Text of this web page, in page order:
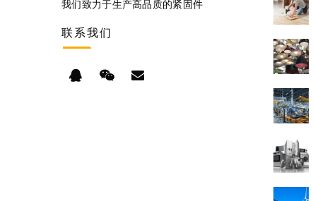
我们致力于生产高品质的紧固件
联系我们